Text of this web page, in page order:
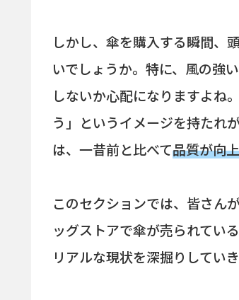
しかし、傘を購入する瞬間、
いでしょうか。特に、風の強
しないか心配になりますよね
う」というイメージを持たれ
は、一昔前と比べて品質が向
このセクションでは、皆さん
ッグストアで傘が売られてい
リアルな現状を深掘りしていき